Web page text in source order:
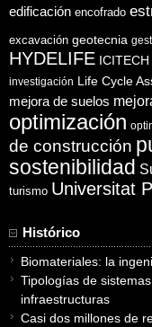
edificación encofrado
excavación geotecnia
HYDELIFE ICITECH
investigación Life Cycle
mejora de suelos
optimización
de construcción
sostenibilidad
turismo Universitat
Histórico
Biomateriales: la
Tipologías de
infraestructuras
Casi dos millones de